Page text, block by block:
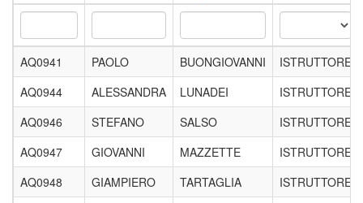
AQ0941 PAOLO BUONGIOVANNI
ISTRUTTORE
AQ0944
ALESSANDRA LUNADEI
ISTRUTTORE
AQ0946
STEFANO SALSO
ISTRUTTORE
AQ0947
GIOVANNI MAZZETTE
ISTRUTTORE
AQ0948
GIAMPIERO TARTAGLIA
ISTRUTTORE